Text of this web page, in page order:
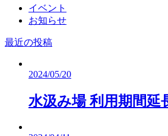
イベント
お知らせ
最近の投稿
2024/05/20
水汲み場 利用期間